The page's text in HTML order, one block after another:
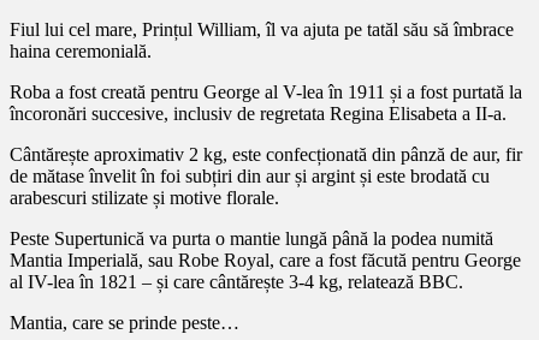
Fiul lui cel mare, Prințul William, îl va ajuta pe tatăl său să îmbrace
haina ceremonială.
Roba a fost creată pentru George al V-lea în 1911 și a fost purtată la
încoronări succesive, inclusiv de regretata Regina Elisabeta a II-a.
Cântărește aproximativ 2 kg, este confecționată din pânză de aur, fir
de mătase învelit în foi subțiri din aur și argint și este brodată cu
arabescuri stilizate și motive florale.
Peste Supertunică va purta o mantie lungă până la podea numită
Mantia Imperială, sau Robe Royal, care a fost făcută pentru George
al IV-lea în 1821 – și care cântărește 3-4 kg, relatează BBC.
Mantia, care se prinde peste…